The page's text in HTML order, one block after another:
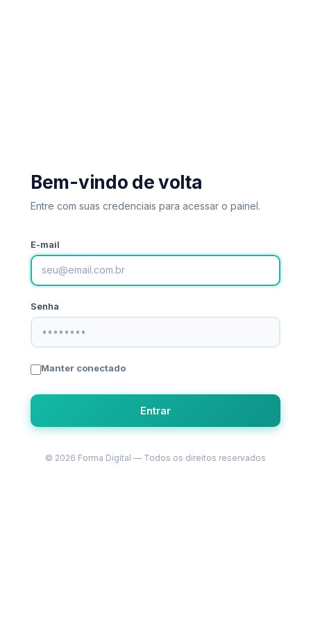
Bem-vindo de volta
Entre com suas credenciais para acessar o painel.
E-mail
Senha
Manter conectado
Entrar
© 2026 Forma Digital — Todos os direitos reservados